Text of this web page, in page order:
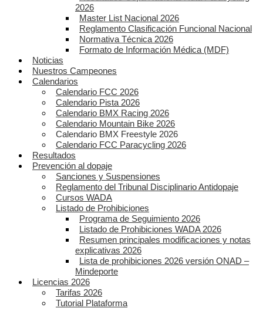
2026
Master List Nacional 2026
Reglamento Clasificación Funcional Nacional
Normativa Técnica 2026
Formato de Información Médica (MDF)
Noticias
Nuestros Campeones
Calendarios
Calendario FCC 2026
Calendario Pista 2026
Calendario BMX Racing 2026
Calendario Mountain Bike 2026
Calendario BMX Freestyle 2026
Calendario FCC Paracycling 2026
Resultados
Prevención al dopaje
Sanciones y Suspensiones
Reglamento del Tribunal Disciplinario Antidopaje
Cursos WADA
Listado de Prohibiciones
Programa de Seguimiento 2026
Listado de Prohibiciones WADA 2026
Resumen principales modificaciones y notas
explicativas 2026
Lista de prohibiciones 2026 versión ONAD –
Mindeporte
Licencias 2026
Tarifas 2026
Tutorial Plataforma